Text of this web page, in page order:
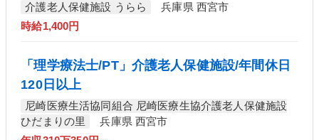
介護老人保健施設 うらら
兵庫県 西宮市
時給1,400円
「理学療法士/PT」介護老人保健施設/年間休日
120日以上
尼崎医療生活協同組合 尼崎医療生協介護老人保健施設
ひだまりの里
兵庫県 西宮市